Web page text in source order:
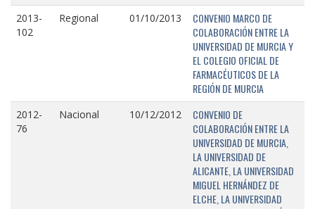
2013-
102
Regional 01/10/2013
CONVENIO MARCO DE
COLABORACIÓN ENTRE LA
UNIVERSIDAD DE MURCIA Y
EL COLEGIO OFICIAL DE
FARMACÉUTICOS DE LA
REGIÓN DE MURCIA
2012-
76
Nacional 10/12/2012
CONVENIO DE
COLABORACIÓN ENTRE LA
UNIVERSIDAD DE MURCIA,
LA UNIVERSIDAD DE
ALICANTE, LA UNIVERSIDAD
MIGUEL HERNÁNDEZ DE
ELCHE, LA UNIVERSIDAD